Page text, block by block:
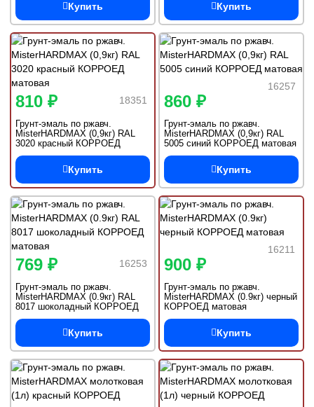
Купить Купить
18351
810 ₽
Грунт-эмаль по ржавч.
MisterHARDMAX (0,9кг) RAL
3020 красный КОРРОЕД
матовая
Купить
16257
860 ₽
Грунт-эмаль по ржавч.
MisterHARDMAX (0,9кг) RAL
5005 синий КОРРОЕД матовая
Купить
16253
769 ₽
Грунт-эмаль по ржавч.
MisterHARDMAX (0.9кг) RAL
8017 шоколадный КОРРОЕД
матовая
Купить
16211
900 ₽
Грунт-эмаль по ржавч.
MisterHARDMAX (0.9кг) черный
КОРРОЕД матовая
Купить